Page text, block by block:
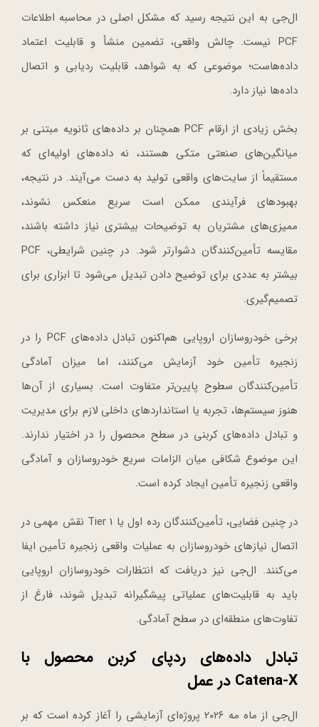
ال‌جی به این نتیجه رسید که مشکل اصلی در محاسبه اطلاعات
PCF نیست. چالش واقعی، تضمین منشأ و قابلیت اعتماد
داده‌هاست؛ موضوعی که به شواهد، قابلیت ردیابی و اتصال
داده‌ها نیاز دارد.
بخش زیادی از ارقام PCF همچنان بر داده‌های ثانویه مبتنی بر
میانگین‌های صنعتی متکی هستند، نه داده‌های اولیه‌ای که
مستقیماً از سایت‌های واقعی تولید به دست می‌آیند. در نتیجه،
بهبودهای فرآیندی ممکن است سریع منعکس نشوند،
ممیزی‌های مشتریان به توضیحات بیشتری نیاز داشته باشند،
مقایسه تأمین‌کنندگان دشوارتر شود. در چنین شرایطی، PCF
بیشتر به عددی برای توضیح دادن تبدیل می‌شود تا ابزاری برای
تصمیم‌گیری.
برخی خودروسازان اروپایی هم‌اکنون تبادل داده‌های PCF را در
زنجیره تأمین خود آزمایش می‌کنند، اما میزان آمادگی
تأمین‌کنندگان سطوح پایین‌تر متفاوت است. بسیاری از آن‌ها
هنوز سیستم‌ها، تجربه یا استانداردهای داخلی لازم برای مدیریت
و تبادل داده‌های کربنی در سطح محصول را در اختیار ندارند.
این موضوع شکافی میان الزامات سریع خودروسازان و آمادگی
واقعی زنجیره تأمین ایجاد کرده است.
در چنین فضایی، تأمین‌کنندگان رده اول یا Tier 1 نقش مهمی در
اتصال نیازهای خودروسازان به عملیات واقعی زنجیره تأمین ایفا
می‌کنند. ال‌جی نیز دریافت که انتظارات خودروسازان اروپایی
باید به قابلیت‌های عملیاتی پیشگیرانه تبدیل شوند، فارغ از
تفاوت‌های منطقه‌ای در سطح آمادگی.
تبادل داده‌های ردپای کربن محصول با
Catena-X در عمل
ال‌جی از ماه مه ۲۰۲۶ پروژه‌ای آزمایشی را آغاز کرده است که بر